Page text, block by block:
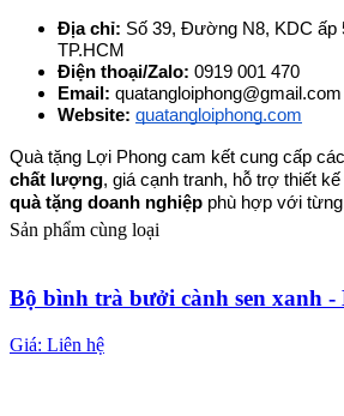
Địa chỉ: Số 39, Đường N8, KDC ấp
TP.HCM
Điện thoại/Zalo: 0919 001 470
Email: quatangloiphong@gmail.com
Website: quatangloiphong.com
Quà tặng Lợi Phong cam kết cung cấp
chất lượng
quà tặng doanh nghiệp phù hợp với
Sản phẩm cùng loại
Bộ bình trà bưởi cành sen xanh
Giá: Liên hệ